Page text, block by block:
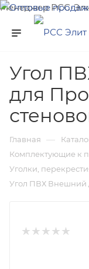
Менеджер РСС-
Напишите нам и
для Вас!
Угол
для
Главная —
Комплектующие к
Уголки,
Угол ПВХ Внешний